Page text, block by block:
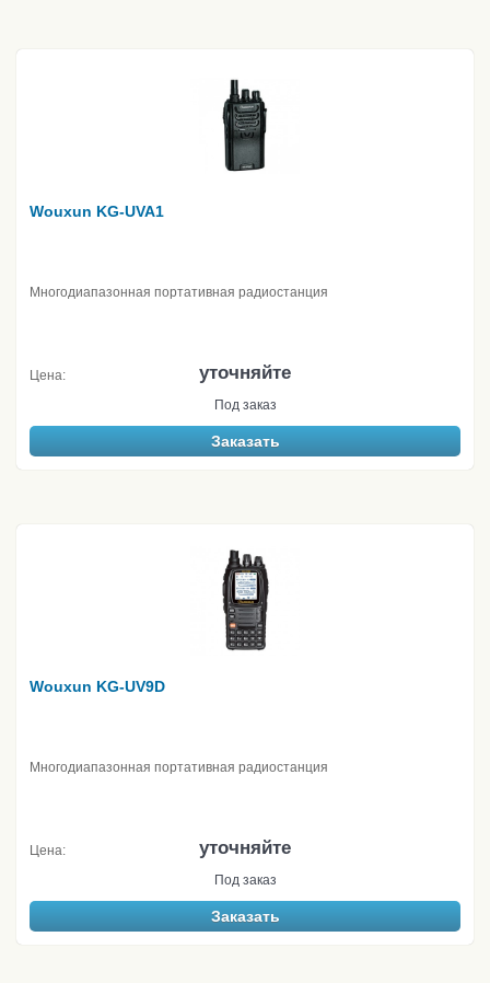
Wouxun KG-UVA1
Многодиапазонная портативная радиостанция
Цена: уточняйте
Под заказ
Заказать
Wouxun KG-UV9D
Многодиапазонная портативная радиостанция
Цена: уточняйте
Под заказ
Заказать